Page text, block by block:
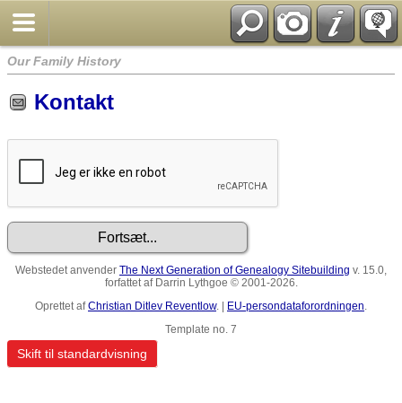
Our Family History
Kontakt
Webstedet anvender The Next Generation of Genealogy Sitebuilding v. 15.0,
forfattet af Darrin Lythgoe © 2001-2026.
Oprettet afChristian Ditlev Reventlow. | EU-persondataforordningen.
Template no. 7
Skift til standardvisning